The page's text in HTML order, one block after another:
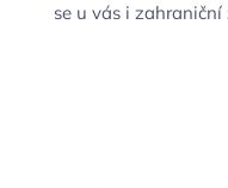
se u vás i